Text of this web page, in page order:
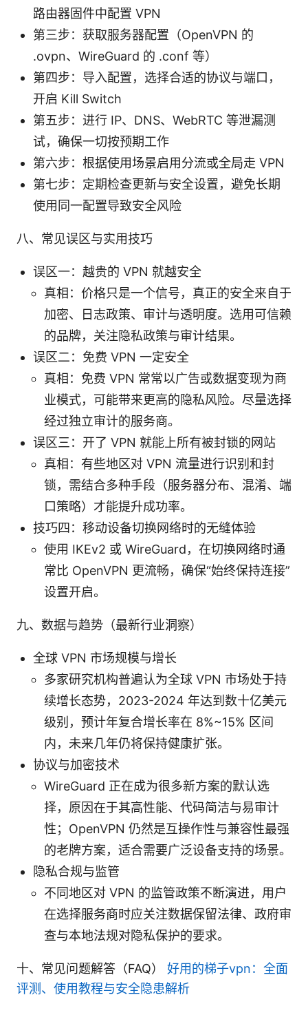
路由器固件中配置 VPN
第三步：获取服务器配置（OpenVPN 的
.ovpn、WireGuard 的 .conf 等）
第四步：导入配置，选择合适的协议与端口，
开启 Kill Switch
第五步：进行 IP、DNS、WebRTC 等泄漏测
试，确保一切按预期工作
第六步：根据使用场景启用分流或全局走 VPN
第七步：定期检查更新与安全设置，避免长期
使用同一配置导致安全风险
八、常见误区与实用技巧
误区一：越贵的 VPN 就越安全
真相：价格只是一个信号，真正的安全来自于
加密、日志政策、审计与透明度。选用可信赖
的品牌，关注隐私政策与审计结果。
误区二：免费 VPN 一定安全
真相：免费 VPN 常常以广告或数据变现为商
业模式，可能带来更高的隐私风险。尽量选择
经过独立审计的服务商。
误区三：开了 VPN 就能上所有被封锁的网站
真相：有些地区对 VPN 流量进行识别和封
锁，需结合多种手段（服务器分布、混淆、端
口策略）才能提升成功率。
技巧四：移动设备切换网络时的无缝体验
使用 IKEv2 或 WireGuard，在切换网络时通
常比 OpenVPN 更流畅，确保“始终保持连接”
设置开启。
九、数据与趋势（最新行业洞察）
全球 VPN 市场规模与增长
多家研究机构普遍认为全球 VPN 市场处于持
续增长态势，2023-2024 年达到数十亿美元
级别，预计年复合增长率在 8%~15% 区间
内，未来几年仍将保持健康扩张。
协议与加密技术
WireGuard 正在成为很多新方案的默认选
择，原因在于其高性能、代码简洁与易审计
性；OpenVPN 仍然是互操作性与兼容性最强
的老牌方案，适合需要广泛设备支持的场景。
隐私合规与监管
不同地区对 VPN 的监管政策不断演进，用户
在选择服务商时应关注数据保留法律、政府审
查与本地法规对隐私保护的要求。
十、常见问题解答（FAQ） 好用的梯子vpn：全面
评测、使用教程与安全隐患解析